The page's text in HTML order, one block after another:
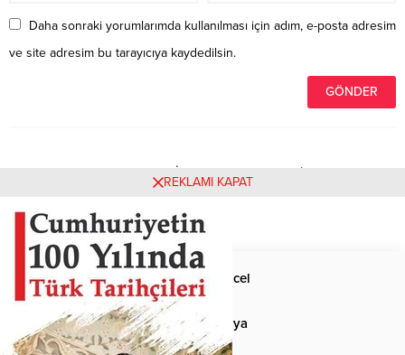
Daha sonraki yorumlarımda kullanılması için adım, e-posta adresim
ve site adresim bu tarayıcıya kaydedilsin.
Henüz yorum yapılmamış. İlk yorumu yukarıdaki form
aracılığıyla siz yapabilirsiniz.
Anasayfa Güncel
Siyaset Dünya
REKLAMI KAPAT